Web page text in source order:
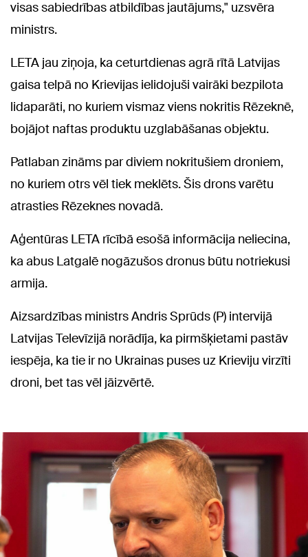
visas sabiedrības atbildības jautājums," uzsvēra
ministrs.
LETA jau ziņoja, ka ceturtdienas agrā rītā Latvijas
gaisa telpā no Krievijas ielidojuši vairāki bezpilota
lidaparāti, no kuriem vismaz viens nokritis Rēzeknē,
bojājot naftas produktu uzglabāšanas objektu.
Patlaban zināms par diviem nokritušiem droniem,
no kuriem otrs vēl tiek meklēts. Šis drons varētu
atrasties Rēzeknes novadā.
Aģentūras LETA rīcībā esošā informācija neliecina,
ka abus Latgalē nogāzušos dronus būtu notriekusi
armija.
Aizsardzības ministrs Andris Sprūds (P) intervijā
Latvijas Televīzijā norādīja, ka pirmšķietami pastāv
iespēja, ka tie ir no Ukrainas puses uz Krieviju virzīti
droni, bet tas vēl jāizvērtē.